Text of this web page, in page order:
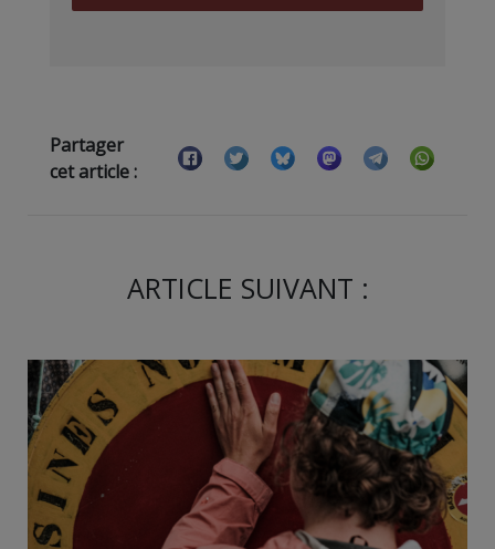
Partager
cet article :
ARTICLE SUIVANT :